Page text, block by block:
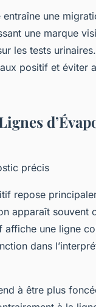
une
une marque
les tests
positif et éviter
précis
repose
apparaît souvent
une ligne
dans
à être plus